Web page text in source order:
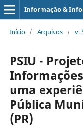
Informação &
Início / Arquivos / v.
PSIU -
uma
Pública
(PR)